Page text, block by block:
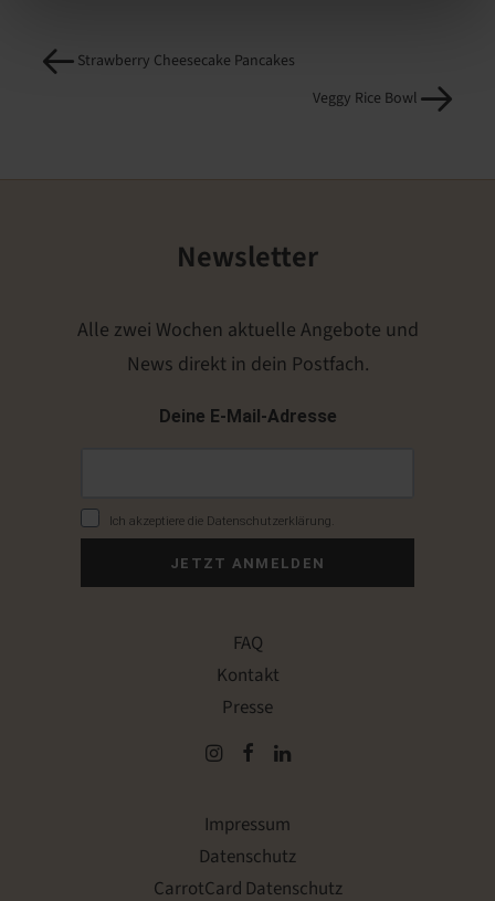
Strawberry Cheesecake Pancakes
Veggy Rice Bowl
FAQ
Kontakt
Presse
Newsletter
Alle zwei Wochen aktuelle Angebote und
News direkt in dein Postfach.
Deine E-Mail-Adresse
Ich akzeptiere die Datenschutzerklärung.
JETZT ANMELDEN
Impressum
Datenschutz
CarrotCard Datenschutz